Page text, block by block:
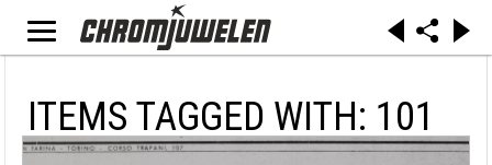
ITEMS TAGGED WITH: 101